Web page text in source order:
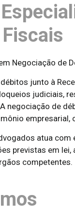
Negociação de
junto à
judiciais,
negociação de
atua
previstas em
competentes.